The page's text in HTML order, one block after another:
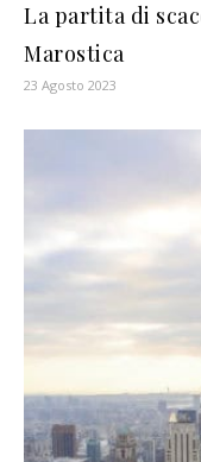
La partita di
Marostica
23 Agosto 2023